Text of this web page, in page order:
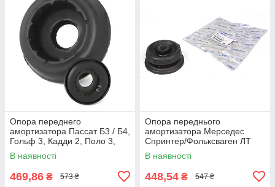
Опора переднего
амортизатора Пассат Б3 / Б4,
Гольф 3, Кадди 2, Поло 3,
Шаран 7M0412331 Febi
Bilstein 01117
В наявності
469,86 ₴ 573 ₴
Опора переднього
амортизатора Мерседес
Спринтер/Фольксваген ЛТ
(2D0407183A) Meyle 034 032
0044
В наявності
448,54 ₴ 547 ₴